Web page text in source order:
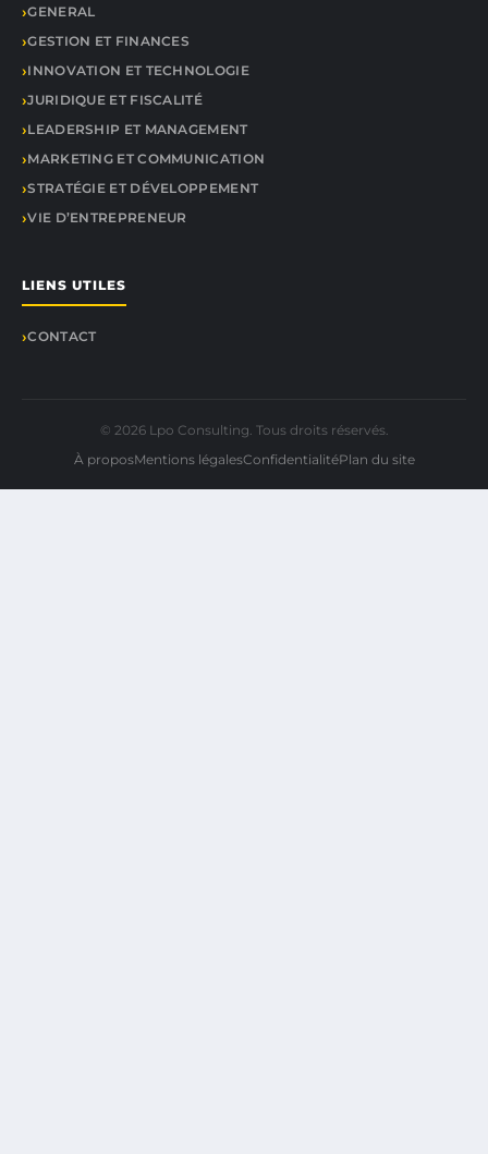
GENERAL
GESTION ET FINANCES
INNOVATION ET TECHNOLOGIE
JURIDIQUE ET FISCALITÉ
LEADERSHIP ET MANAGEMENT
MARKETING ET COMMUNICATION
STRATÉGIE ET DÉVELOPPEMENT
VIE D’ENTREPRENEUR
LIENS UTILES
CONTACT
© 2026 Lpo Consulting. Tous droits réservés.
À proposMentions légalesConfidentialitéPlan du site